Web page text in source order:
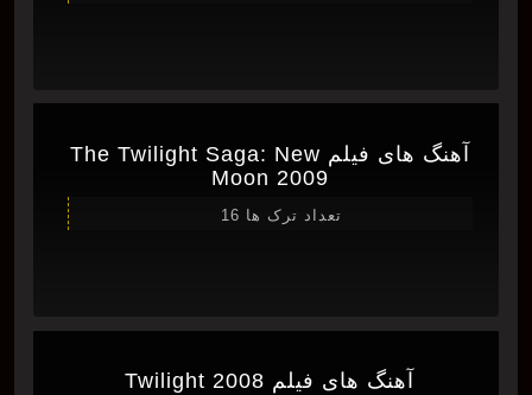
آهنگ های فیلم The Twilight Saga: New
Moon 2009
تعداد ترک ها 16
آهنگ های فیلم Twilight 2008